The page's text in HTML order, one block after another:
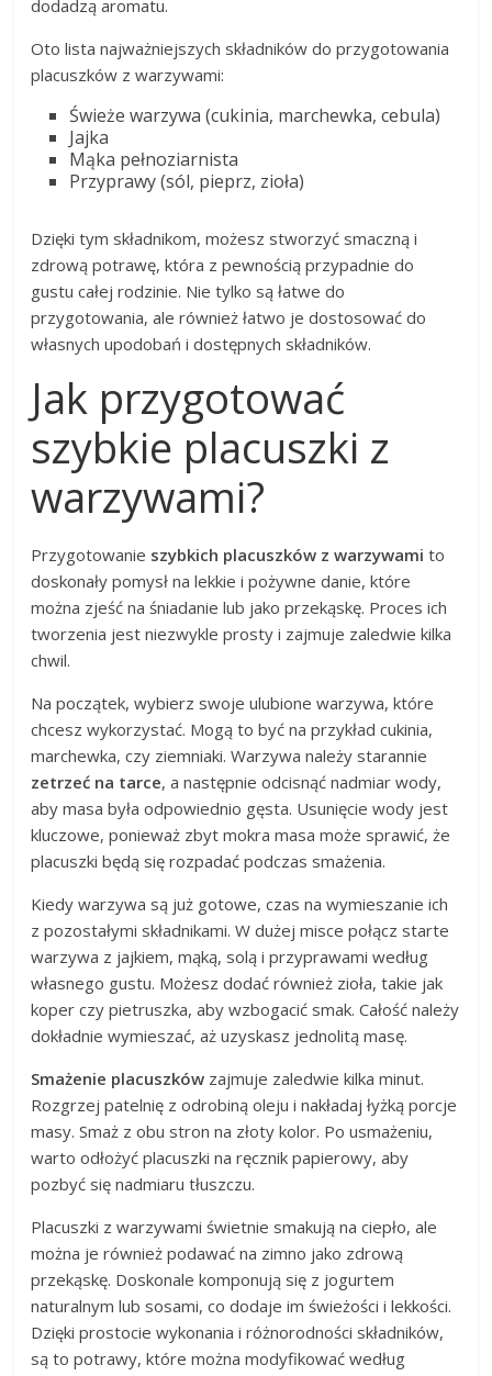
dodadzą aromatu.
Oto lista najważniejszych składników do przygotowania
placuszków z warzywami:
Świeże warzywa (cukinia, marchewka, cebula)
Jajka
Mąka pełnoziarnista
Przyprawy (sól, pieprz, zioła)
Dzięki tym składnikom, możesz stworzyć smaczną i
zdrową potrawę, która z pewnością przypadnie do
gustu całej rodzinie. Nie tylko są łatwe do
przygotowania, ale również łatwo je dostosować do
własnych upodobań i dostępnych składników.
Jak przygotować
szybkie placuszki z
warzywami?
Przygotowanie szybkich placuszków z warzywami to
doskonały pomysł na lekkie i pożywne danie, które
można zjeść na śniadanie lub jako przekąskę. Proces ich
tworzenia jest niezwykle prosty i zajmuje zaledwie kilka
chwil.
Na początek, wybierz swoje ulubione warzywa, które
chcesz wykorzystać. Mogą to być na przykład cukinia,
marchewka, czy ziemniaki. Warzywa należy starannie
zetrzeć na tarce, a następnie odcisnąć nadmiar wody,
aby masa była odpowiednio gęsta. Usunięcie wody jest
kluczowe, ponieważ zbyt mokra masa może sprawić, że
placuszki będą się rozpadać podczas smażenia.
Kiedy warzywa są już gotowe, czas na wymieszanie ich
z pozostałymi składnikami. W dużej misce połącz starte
warzywa z jajkiem, mąką, solą i przyprawami według
własnego gustu. Możesz dodać również zioła, takie jak
koper czy pietruszka, aby wzbogacić smak. Całość należy
dokładnie wymieszać, aż uzyskasz jednolitą masę.
Smażenie placuszków zajmuje zaledwie kilka minut.
Rozgrzej patelnię z odrobiną oleju i nakładaj łyżką porcje
masy. Smaż z obu stron na złoty kolor. Po usmażeniu,
warto odłożyć placuszki na ręcznik papierowy, aby
pozbyć się nadmiaru tłuszczu.
Placuszki z warzywami świetnie smakują na ciepło, ale
można je również podawać na zimno jako zdrową
przekąskę. Doskonale komponują się z jogurtem
naturalnym lub sosami, co dodaje im świeżości i lekkości.
Dzięki prostocie wykonania i różnorodności składników,
są to potrawy, które można modyfikować według